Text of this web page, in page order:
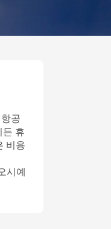
공
든 휴
비용
시예